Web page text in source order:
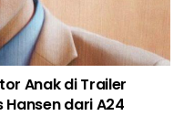
Anak di Trailer
Hansen dari A24